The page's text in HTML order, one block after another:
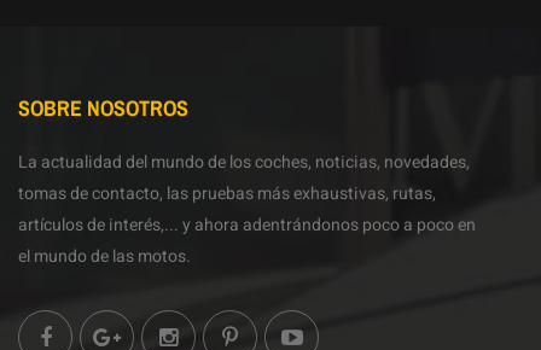
SOBRE NOSOTROS
La actualidad del mundo de los coches, noticias, novedades,
tomas de contacto, las pruebas más exhaustivas, rutas,
artículos de interés,... y ahora adentrándonos poco a poco en
el mundo de las motos.